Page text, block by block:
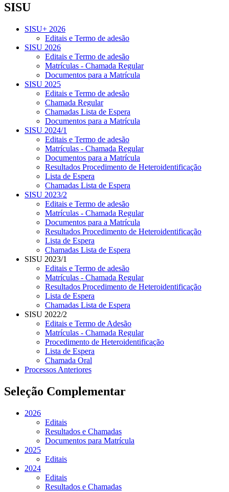
SISU
SISU+ 2026
Editais e Termo de adesão
SISU 2026
Editais e Termo de adesão
Matrículas - Chamada Regular
Documentos para a Matrícula
SISU 2025
Editais e Termo de adesão
Chamada Regular
Chamadas Lista de Espera
Documentos para a Matrícula
SISU 2024/1
Editais e Termo de adesão
Matrículas - Chamada Regular
Documentos para a Matrícula
Resultados Procedimento de Heteroidentificação
Lista de Espera
Chamadas Lista de Espera
SISU 2023/2
Editais e Termo de adesão
Matrículas - Chamada Regular
Documentos para a Matrícula
Resultados Procedimento de Heteroidentificação
Lista de Espera
Chamadas Lista de Espera
SISU 2023/1
Editais e Termo de adesão
Matrículas - Chamada Regular
Resultados Procedimento de Heteroidentificação
Lista de Espera
Chamadas Lista de Espera
SISU 2022/2
Editais e Termo de Adesão
Matrículas - Chamada Regular
Procedimento de Heteroidentificação
Lista de Espera
Chamada Oral
Processos Anteriores
Seleção Complementar
2026
Editais
Resultados e Chamadas
Documentos para Matrícula
2025
Editais
2024
Editais
Resultados e Chamadas